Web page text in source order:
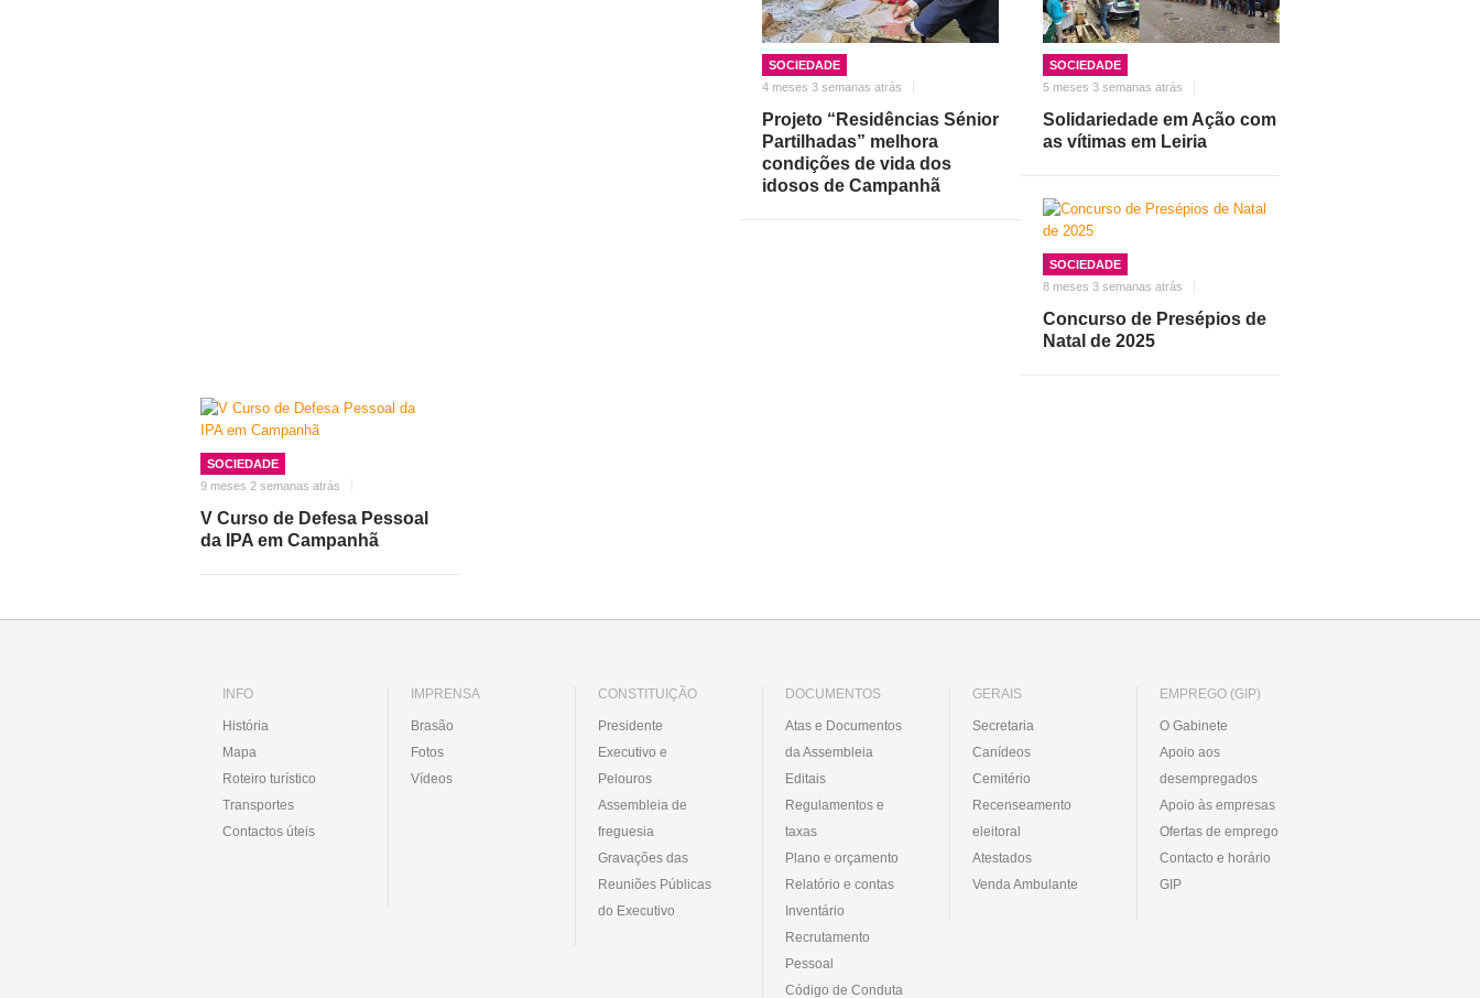
SOCIEDADE
4 meses 3 semanas atrás
Projeto “Residências Sénior
Partilhadas” melhora
condições de vida dos
idosos de Campanhã
SOCIEDADE
5 meses 3 semanas atrás
Solidariedade em Ação com
as vítimas em Leiria
SOCIEDADE
8 meses 3 semanas atrás
Concurso de Presépios de
Natal de 2025
SOCIEDADE
9 meses 2 semanas atrás
V Curso de Defesa Pessoal
da IPA em Campanhã
INFO
História
Mapa
Roteiro turístico
Transportes
Contactos úteis
IMPRENSA
Brasão
Fotos
Vídeos
CONSTITUIÇÃO
Presidente
Executivo e
Pelouros
Assembleia de
freguesia
Gravações das
Reuniões Públicas
do Executivo
DOCUMENTOS
Atas e Documentos
da Assembleia
Editais
Regulamentos e
taxas
Plano e orçamento
Relatório e contas
Inventário
Recrutamento
Pessoal
Código de Conduta
GERAIS
Secretaria
Canídeos
Cemitério
Recenseamento
eleitoral
Atestados
Venda Ambulante
EMPREGO (GIP)
O Gabinete
Apoio aos
desempregados
Apoio às empresas
Ofertas de emprego
Contacto e horário
GIP